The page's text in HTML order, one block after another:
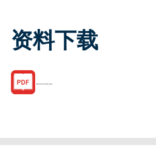
资料下载
R161912500.pdf